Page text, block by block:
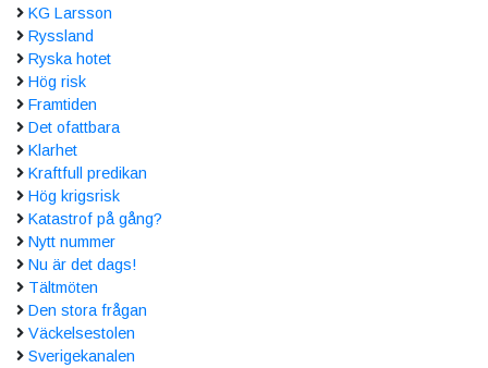
KG Larsson
Ryssland
Ryska hotet
Hög risk
Framtiden
Det ofattbara
Klarhet
Kraftfull predikan
Hög krigsrisk
Katastrof på gång?
Nytt nummer
Nu är det dags!
Tältmöten
Den stora frågan
Väckelsestolen
Sverigekanalen